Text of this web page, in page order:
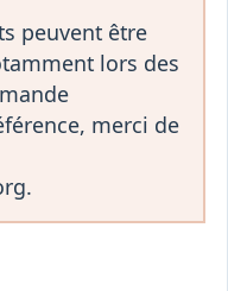
peuvent être
lors des
merci de